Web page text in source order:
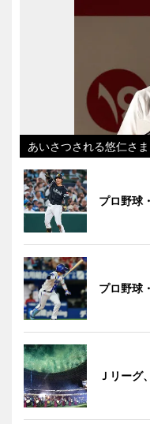
あいさつされる悠仁さま
プロ野球
プロ野球
Ｊリーグ